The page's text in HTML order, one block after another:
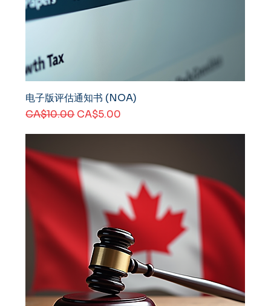
电子版评估通知书 (NOA)
一般價格
CA$10.00 促銷價格
CA$5.00